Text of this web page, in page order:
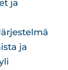
ja
ja